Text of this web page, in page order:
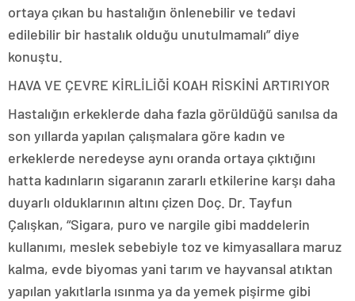
ortaya çıkan bu hastalığın önlenebilir ve tedavi
edilebilir bir hastalık olduğu unutulmamalı” diye
konuştu.
HAVA VE ÇEVRE KİRLİLİĞİ KOAH RİSKİNİ ARTIRIYOR
Hastalığın erkeklerde daha fazla görüldüğü sanılsa da
son yıllarda yapılan çalışmalara göre kadın ve
erkeklerde neredeyse aynı oranda ortaya çıktığını
hatta kadınların sigaranın zararlı etkilerine karşı daha
duyarlı olduklarının altını çizen Doç. Dr. Tayfun
Çalışkan, “Sigara, puro ve nargile gibi maddelerin
kullanımı, meslek sebebiyle toz ve kimyasallara maruz
kalma, evde biyomas yani tarım ve hayvansal atıktan
yapılan yakıtlarla ısınma ya da yemek pişirme gibi